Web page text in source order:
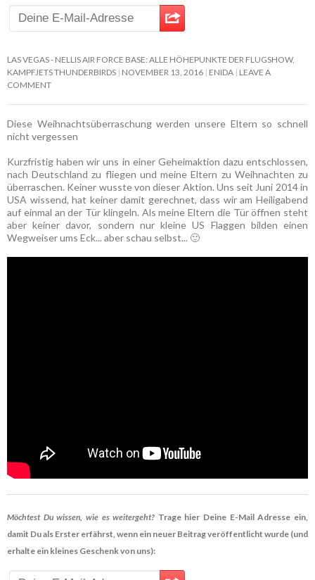
LAS VEGAS - NELLIS AIR FORCE BASE: ALLE HÖHEPUNKTE DER FLUGSHOW,
KAMPFJETS THUNDERBIRDS NOVEMBER 13, 2016 ENIDA LEAVE A
COMMENT
Diese Weihnachtsüberraschung werden unsere Eltern so schnell
nicht vergessen
Kurzfristig haben wir uns in einer Geheimaktion dazu entschlossen,
nach Deutschland zu fliegen und meine Eltern zu Weihnachten zu
überraschen. Keiner wusste von dieser Aktion. Uns seit Juni 2014 in
USA wissend, hat keiner damit gerechnet, dass wir am Heiligabend
auf einmal an der Tür klingeln. Als meine Eltern die Tür öffnen steht
aber keiner davor, sondern nur kleine US Flaggen bilden einen
Wegweiser ums Eck... aber schau selbst... 🙂
Möchtest Du wissen, wie es weitergeht? Trage hier Deine E-Mail Adresse ein,
damit Du als Erster erfährst, wenn ein neuer Beitrag veröffentlicht wurde (und
erhalte ein kleines Geschenk von uns):